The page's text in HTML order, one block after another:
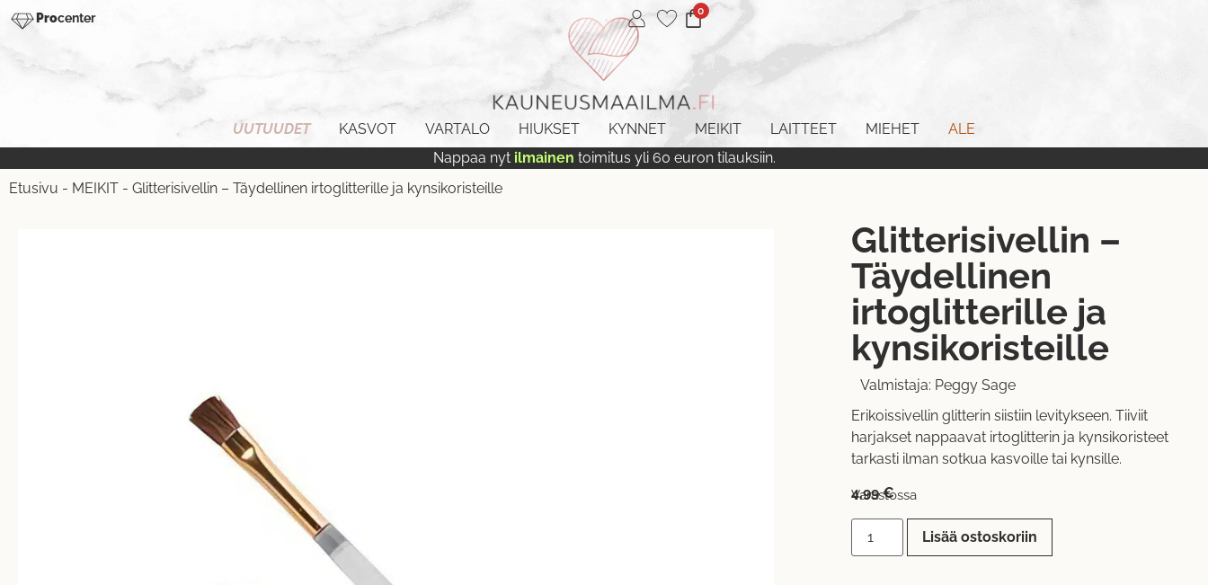
Procenter 0
UUTUUDET KASVOT VARTALO HIUKSET KYNNET MEIKIT LAITTEET MIEHET
ALE
Nappaa nyt ilmainen toimitus yli 60 euron tilauksiin.
Etusivu - MEIKIT - Glitterisivellin – Täydellinen irtoglitterille ja kynsikoristeille
Glitterisivellin –
Täydellinen
irtoglitterille ja
kynsikoristeille
Valmistaja: Peggy Sage
Erikoissivellin glitterin siistiin levitykseen. Tiiviit
harjakset nappaavat irtoglitterin ja kynsikoristeet
tarkasti ilman sotkua kasvoille tai kynsille.
4,99€
Varastossa
Lisää ostoskoriin